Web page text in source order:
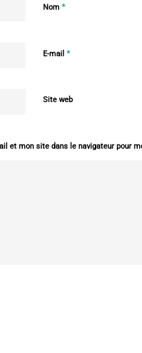
Nom *
E-mail *
Site web
et mon site dans le navigateur pour